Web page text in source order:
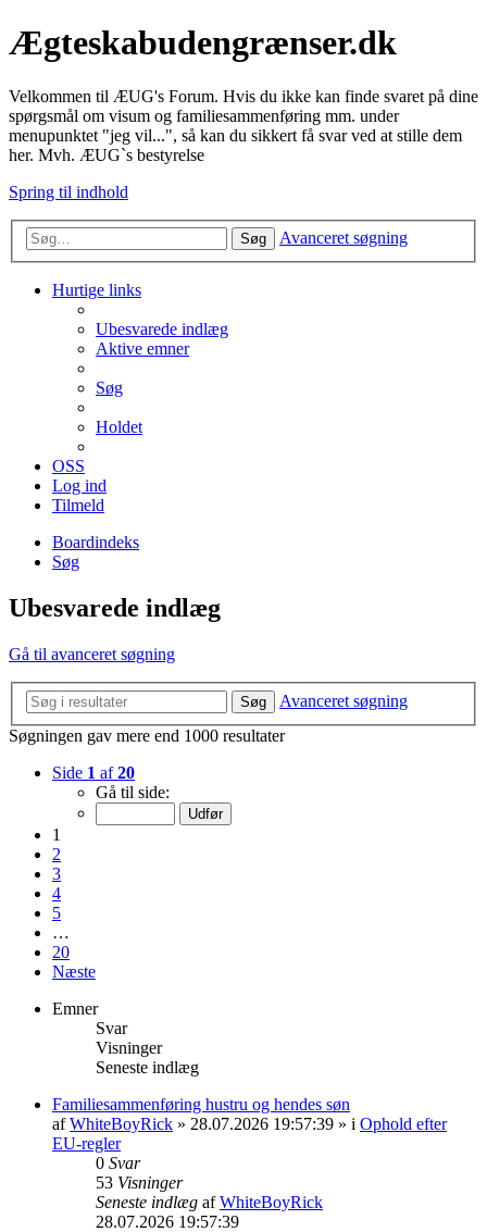
Ægteskabudengrænser.dk
Velkommen til ÆUG's Forum. Hvis du ikke kan finde svaret på dine
spørgsmål om visum og familiesammenføring mm. under
menupunktet "jeg vil...", så kan du sikkert få svar ved at stille dem
her. Mvh. ÆUG`s bestyrelse
Spring til indhold
Søg Avanceret søgning
Hurtige links
Ubesvarede indlæg
Aktive emner
Søg
Holdet
OSS
Log ind
Tilmeld
Boardindeks
Søg
Ubesvarede indlæg
Gå til avanceret søgning
Søg
Avanceret søgning
Søgningen gav mere end 1000 resultater
Side 1 af20
Gå til side:
1
2
3
4
5
…
20
Næste
Emner
Svar
Visninger
Seneste indlæg
Familiesammenføring hustru og hendes søn
afWhiteBoyRick » 28.07.2026 19:57:39 » i Ophold efter
EU-regler
0 Svar
53 Visninger
Seneste indlæg afWhiteBoyRick
28.07.2026 19:57:39